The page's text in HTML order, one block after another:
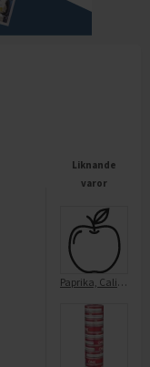
Liknande
varor
Paprika, California Wonder, röd